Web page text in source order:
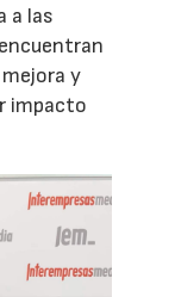
a las
y
impacto